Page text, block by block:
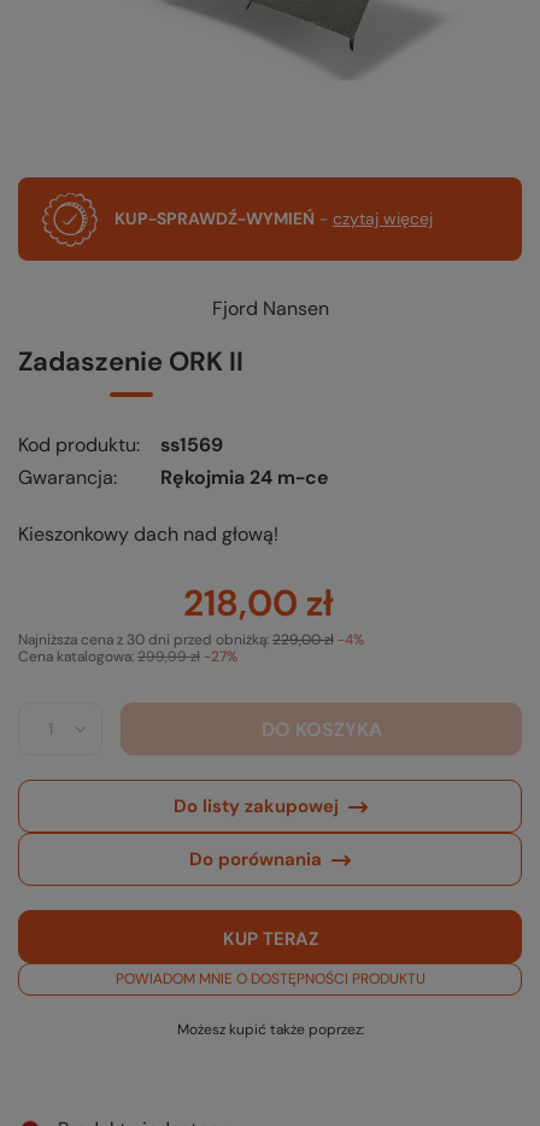
KUP-SPRAWDŹ-WYMIEŃ - czytaj więcej
Fjord Nansen
Zadaszenie ORK II
Kod produktu
ss1569
Gwarancja
Rękojmia 24 m-ce
Kieszonkowy dach nad głową!
218,00 zł
Cena katalogowa:299,99 zł -27%
Najniższa cena z 30 dni przed obniżką:229,00 zł -4%
DO KOSZYKA
Do listy zakupowej
Do porównania
KUP TERAZ
POWIADOM MNIE O DOSTĘPNOŚCI PRODUKTU
Możesz kupić także poprzez: